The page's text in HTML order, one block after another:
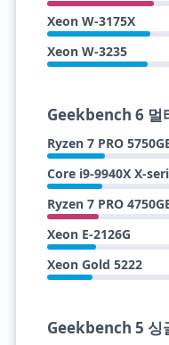
Xeon W-3175X
Xeon W-3235
Geekbench 6 멀
Ryzen 7 PRO
Core i9-9940X X-
Ryzen 7 PRO
Xeon E-2126G
Xeon Gold 5222
Geekbench 5 싱